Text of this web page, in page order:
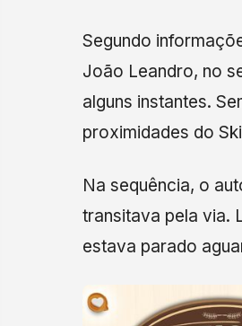
Segundo
João Leandro, no
alguns instantes.
proximidades do
Na sequência, o
transitava pela via.
estava parado